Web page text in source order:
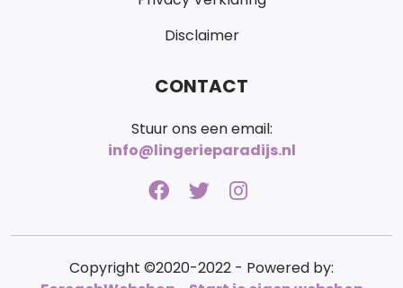
Disclaimer
CONTACT
Stuur ons een email:
info@lingerieparadijs.nl
Copyright ©2020-2022 - Powered by: